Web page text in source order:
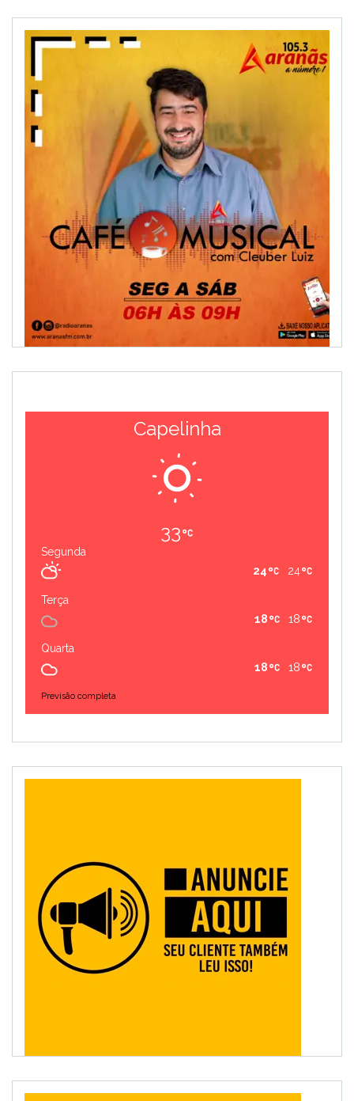
Capelinha
33
Segunda
24
24
Terça
18
18
Quarta
18
18
Previsão completa